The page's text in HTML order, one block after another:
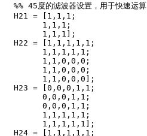
%% 45度的滤波器设置，用于快速运算
H21 = [1,1,1;
      1,1,1;
      1,1,1];
H22 = [1,1,1,1,1;
      1,1,1,1,1;
      1,1,0,0,0;
      1,1,0,0,0;
      1,1,0,0,0];
H23 = [0,0,0,1,1;
      0,0,0,1,1;
      0,0,0,1,1;
      1,1,1,1,1;
      1,1,1,1,1];
H24 = [1,1,1,1,1;